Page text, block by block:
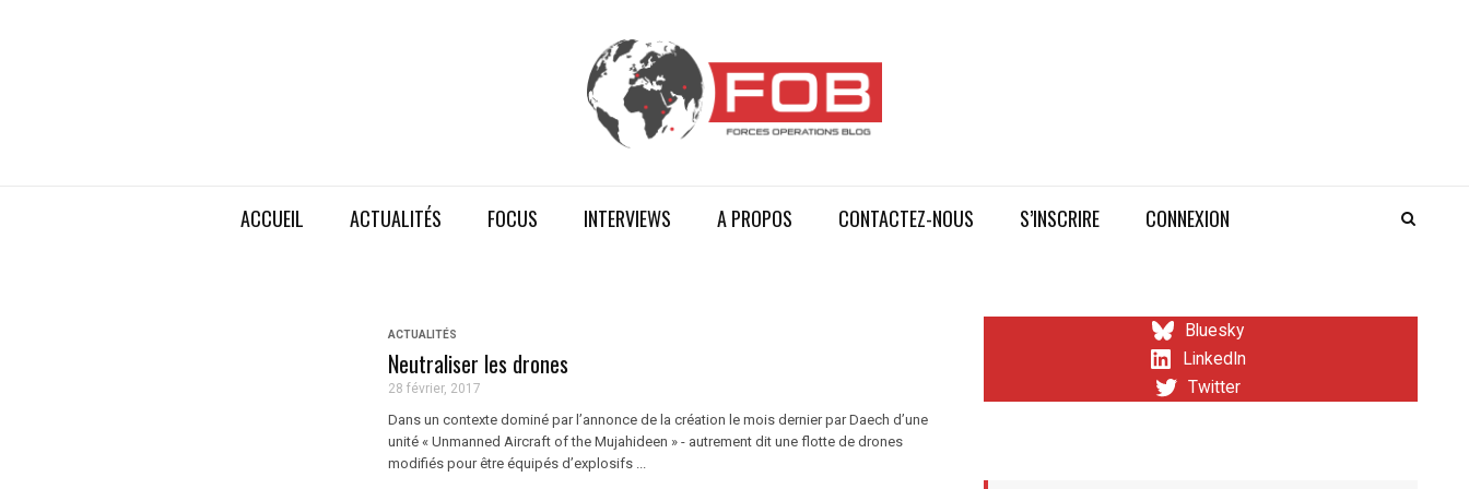
ACCUEIL ACTUALITÉS FOCUS INTERVIEWS A PROPOS CONTACTEZ-NOUS S’INSCRIRE CONNEXION
ACTUALITÉS
Neutraliser les drones
28 février, 2017
Dans un contexte dominé par l’annonce de la création le mois dernier par Daech d’une
unité « Unmanned Aircraft of the Mujahideen » - autrement dit une flotte de drones
modifiés pour être équipés d’explosifs ...
Bluesky
LinkedIn
Twitter